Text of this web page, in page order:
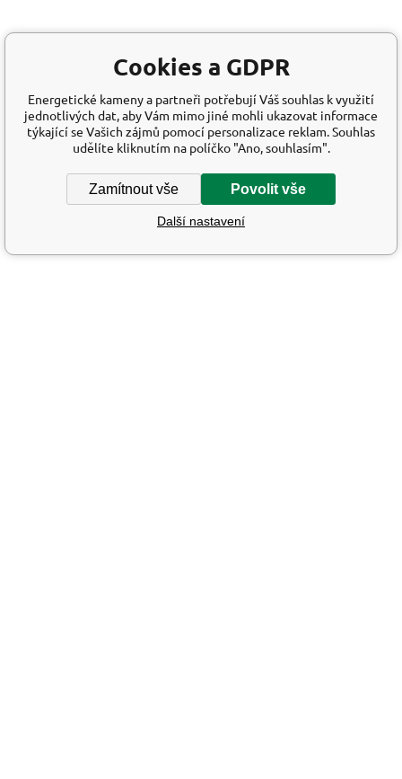
Cookies a GDPR
Energetické kameny a partneři potřebují Váš souhlas k využití
jednotlivých dat, aby Vám mimo jiné mohli ukazovat informace
týkající se Vašich zájmů pomocí personalizace reklam. Souhlas
udělíte kliknutím na políčko "Ano, souhlasím".
Zamítnout vše Povolit vše
Další nastavení